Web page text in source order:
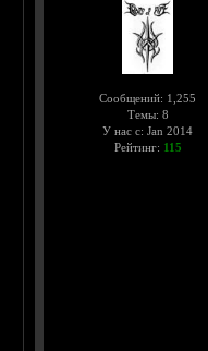
Сообщений: 1,255
Темы: 8
У нас с: Jan 2014
Рейтинг: 115